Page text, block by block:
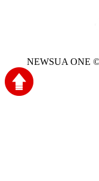
NEWSUA ONE